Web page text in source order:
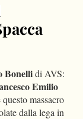
Bonellidi AVS:
Emilio
massacro
dalla lega in